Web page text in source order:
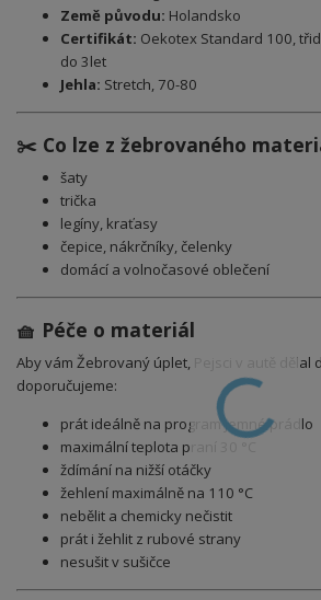
Země původu: Holandsko
Certifikát: Oekotex Standard 100,
do 3let
Jehla: Stretch, 70-80
✂️ Co lze z žebrovaného
šaty
trička
legíny, kraťasy
čepice, nákrčníky, čelenky
domácí a volnočasové oblečení
🧺 Péče o materiál
Aby vám Žebrovaný úplet, Pejsci v autě dělal
doporučujeme:
prát ideálně na program jemné prádlo
maximální teplota praní 30 °C
ždímání na nižší otáčky
žehlení maximálně na 110 °C
nebělit a chemicky nečistit
prát i žehlit z rubové strany
nesušit v sušičce